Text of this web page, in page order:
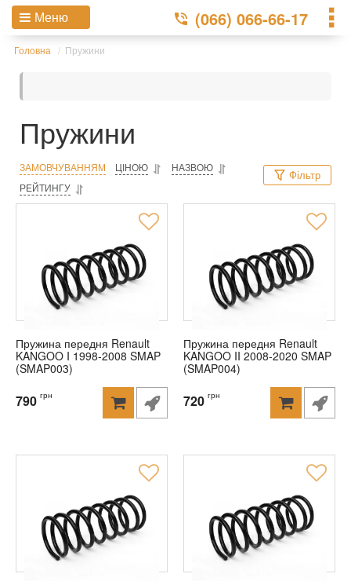
Меню (066) 066-66-17
Головна Пружини
Пружини
ЗАМОВЧУВАННЯМ ЦІНОЮ
НАЗВОЮ
РЕЙТИНГУ
Фільтр
Пружина передня Renault
KANGOO I 1998-2008 SMAP
(SMAP003)
790 грн
Пружина передня Renault
KANGOO II 2008-2020 SMAP
(SMAP004)
720 грн